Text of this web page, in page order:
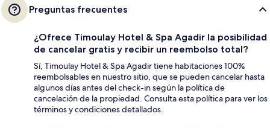
Preguntas frecuentes
¿Ofrece Timoulay Hotel & Spa Agadir la posibilidad
de cancelar gratis y recibir un reembolso total?
Sí, Timoulay Hotel & Spa Agadir tiene habitaciones 100%
reembolsables en nuestro sitio, que se pueden cancelar hasta
algunos días antes del check-in según la política de
cancelación de la propiedad. Consulta esta política para ver los
términos y condiciones detallados.